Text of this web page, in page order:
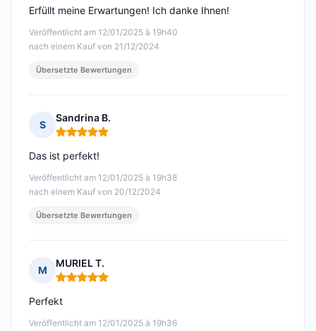
Veröffentlicht am 12/01/2025 à 19h40
nach einem Kauf von 21/12/2024
Erfüllt meine Erwartungen! Ich danke Ihnen!
Übersetzte Bewertungen
S
Sandrina B.
Hinweis: 5 von 5
Veröffentlicht am 12/01/2025 à 19h38
nach einem Kauf von 20/12/2024
Das ist perfekt!
Übersetzte Bewertungen
M
MURIEL T.
Hinweis: 5 von 5
Veröffentlicht am 12/01/2025 à 19h36
Perfekt